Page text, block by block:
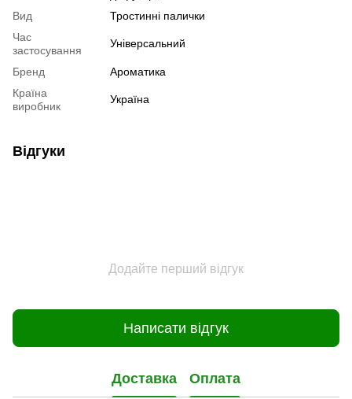
Вид
Тростинні палички
Час
застосування
Універсальний
Бренд
Ароматика
Країна
виробник
Україна
Відгуки
Додайте перший відгук
Написати відгук
Доставка Оплата